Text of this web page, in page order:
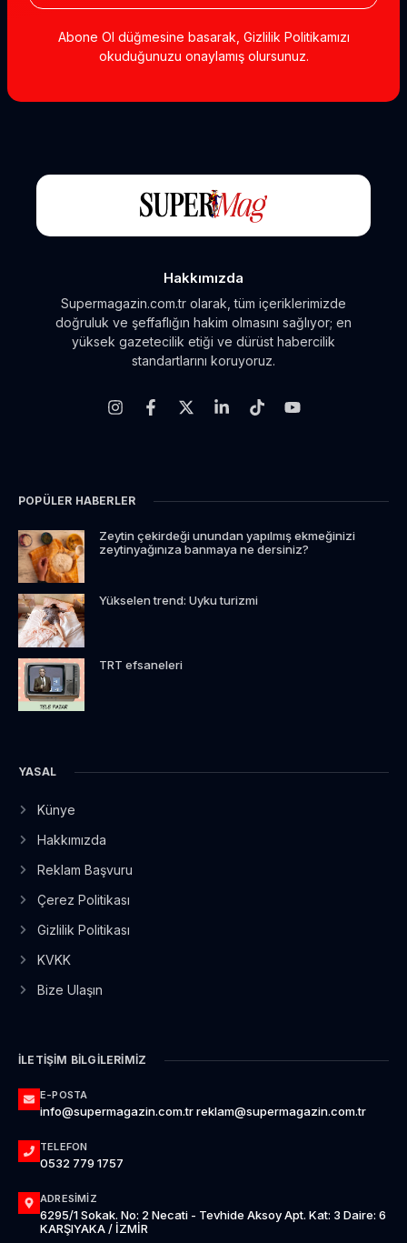
Abone Ol düğmesine basarak, Gizlilik Politikamızı
okuduğunuzu onaylamış olursunuz.
Hakkımızda
Supermagazin.com.tr olarak, tüm içeriklerimizde
doğruluk ve şeffaflığın hakim olmasını sağlıyor; en
yüksek gazetecilik etiği ve dürüst habercilik
standartlarını koruyoruz.
POPÜLER HABERLER
Zeytin çekirdeği unundan yapılmış ekmeğinizi
zeytinyağınıza banmaya ne dersiniz?
Yükselen trend: Uyku turizmi
TRT efsaneleri
YASAL
Künye
Hakkımızda
Reklam Başvuru
Çerez Politikası
Gizlilik Politikası
KVKK
Bize Ulaşın
İLETIŞIM BILGILERIMIZ
E-POSTA
info@supermagazin.com.tr reklam@supermagazin.com.tr
TELEFON
0532 779 1757
ADRESIMIZ
6295/1 Sokak. No: 2 Necati - Tevhide Aksoy Apt. Kat: 3 Daire: 6
KARŞIYAKA / İZMİR